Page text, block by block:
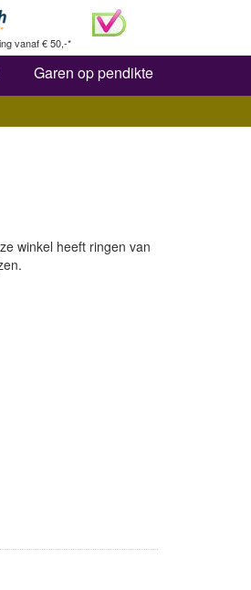
vanaf € 50,-*
Garen op pendikte
winkel heeft ringen van